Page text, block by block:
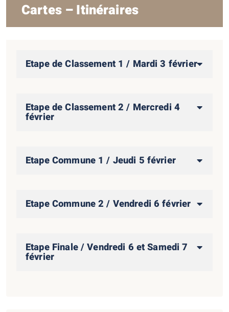
Cartes – Itinéraires
Etape de Classement 1 / Mardi 3 février
Etape de Classement 2 / Mercredi 4
février
Etape Commune 1 / Jeudi 5 février
Etape Commune 2 / Vendredi 6 février
Etape Finale / Vendredi 6 et Samedi 7
février